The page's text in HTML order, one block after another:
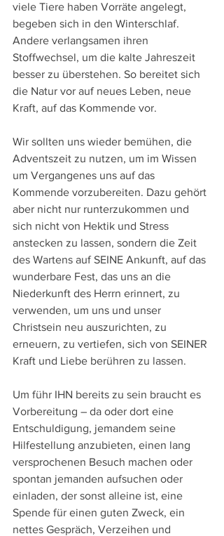
viele Tiere haben Vorräte angelegt,
begeben sich in den Winterschlaf.
Andere verlangsamen ihren
Stoffwechsel, um die kalte Jahreszeit
besser zu überstehen. So bereitet sich
die Natur vor auf neues Leben, neue
Kraft, auf das Kommende vor.
Wir sollten uns wieder bemühen, die
Adventszeit zu nutzen, um im Wissen
um Vergangenes uns auf das
Kommende vorzubereiten. Dazu gehört
aber nicht nur runterzukommen und
sich nicht von Hektik und Stress
anstecken zu lassen, sondern die Zeit
des Wartens auf SEINE Ankunft, auf das
wunderbare Fest, das uns an die
Niederkunft des Herrn erinnert, zu
verwenden, um uns und unser
Christsein neu auszurichten, zu
erneuern, zu vertiefen, sich von SEINER
Kraft und Liebe berühren zu lassen.
Um führ IHN bereits zu sein braucht es
Vorbereitung – da oder dort eine
Entschuldigung, jemandem seine
Hilfestellung anzubieten, einen lang
versprochenen Besuch machen oder
spontan jemanden aufsuchen oder
einladen, der sonst alleine ist, eine
Spende für einen guten Zweck, ein
nettes Gespräch, Verzeihen und